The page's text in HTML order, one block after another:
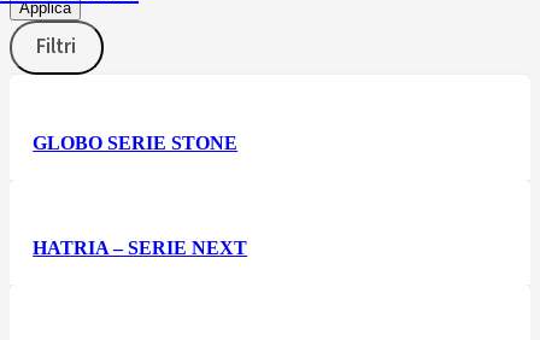
Applica
Filtri
GLOBO SERIE STONE
HATRIA – SERIE NEXT